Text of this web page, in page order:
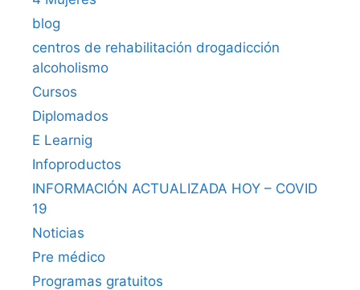
blog
centros de rehabilitación drogadicción
alcoholismo
Cursos
Diplomados
E Learnig
Infoproductos
INFORMACIÓN ACTUALIZADA HOY – COVID
19
Noticias
Pre médico
Programas gratuitos